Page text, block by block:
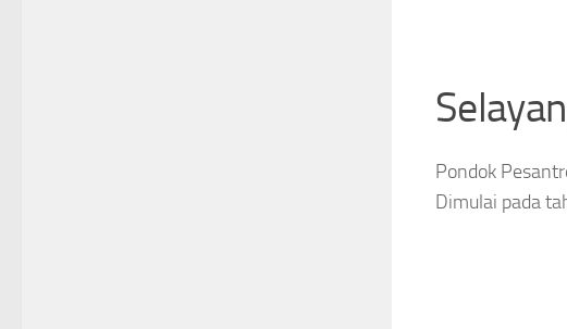
Pondok
Dimulai pada